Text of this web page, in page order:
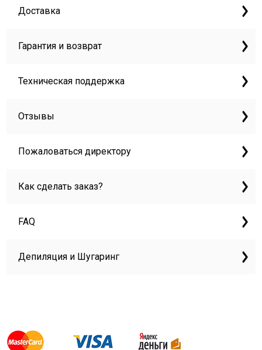
Доставка
Гарантия и возврат
Техническая поддержка
Отзывы
Пожаловаться директору
Как сделать заказ?
FAQ
Депиляция и Шугаринг